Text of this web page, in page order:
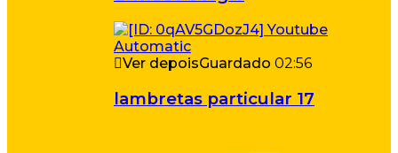
Ver depoisGuardado 02:56
lambretas particular 17